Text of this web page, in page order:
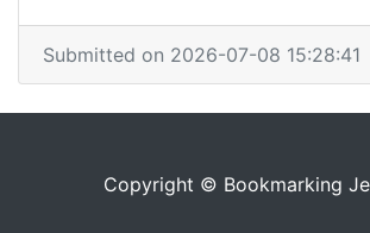
Submitted on 2026-07-08 15:28:41
Copyright © Bookmarking